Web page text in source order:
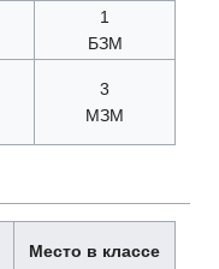
1
БЗМ
3
МЗМ
Место в классе